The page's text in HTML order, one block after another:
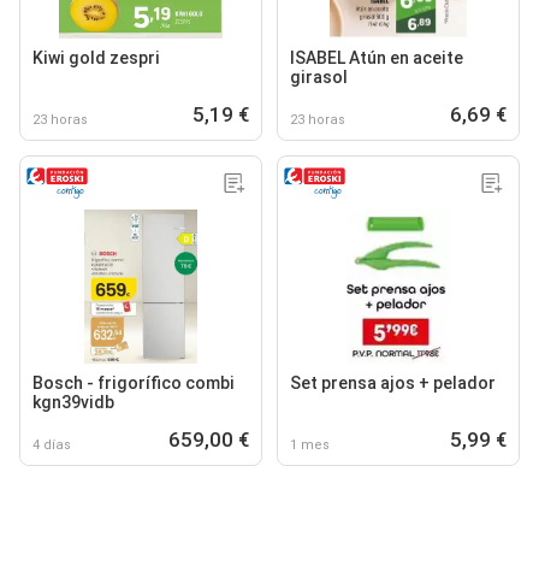
Kiwi gold zespri
23 horas 5,19 €
ISABEL Atún en aceite
girasol
23 horas 6,69 €
Bosch - frigorífico combi
kgn39vidb
4 días 659,00 €
Set prensa ajos + pelador
1 mes 5,99 €